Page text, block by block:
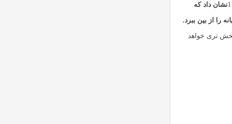
نشان داد که
را از بین ببرد.
تری خواهد